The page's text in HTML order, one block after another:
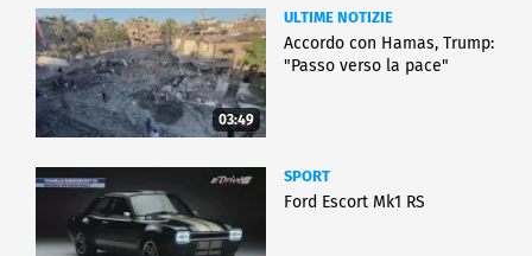
03:49
ULTIME NOTIZIE
Accordo con Hamas, Trump:
"Passo verso la pace"
SPORT
Ford Escort Mk1 RS